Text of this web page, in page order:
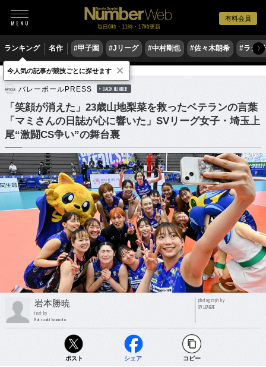
有料会員
毎日6時・11時・17時更新
ランキング 名作 #甲子園 #Jリーグ #中村剛也 #佐々木朗希 #ラグ〉
バレーボール SVリーグ
バレーボールPRESS BACK NUMBER
「笑顔が消えた」23歳山地梨菜を救ったベテランの言葉
「マミさんの日誌が心に響いた」SVリーグ女子・埼玉上
尾“激闘CS争い”の舞台裏
岩本勝暁
text by
Katsuaki Iwamoto
photograph by
SV.LEAGUE
ポスト シェア コピー
今人気の記事が競技ごとに探せます ×